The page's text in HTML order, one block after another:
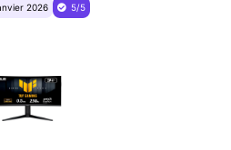
2026 5/5